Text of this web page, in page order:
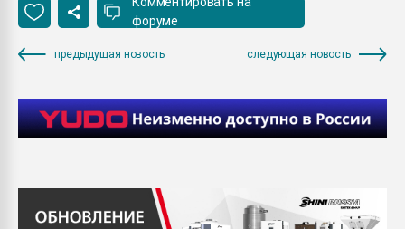
форуме
предыдущая новость следующая новость